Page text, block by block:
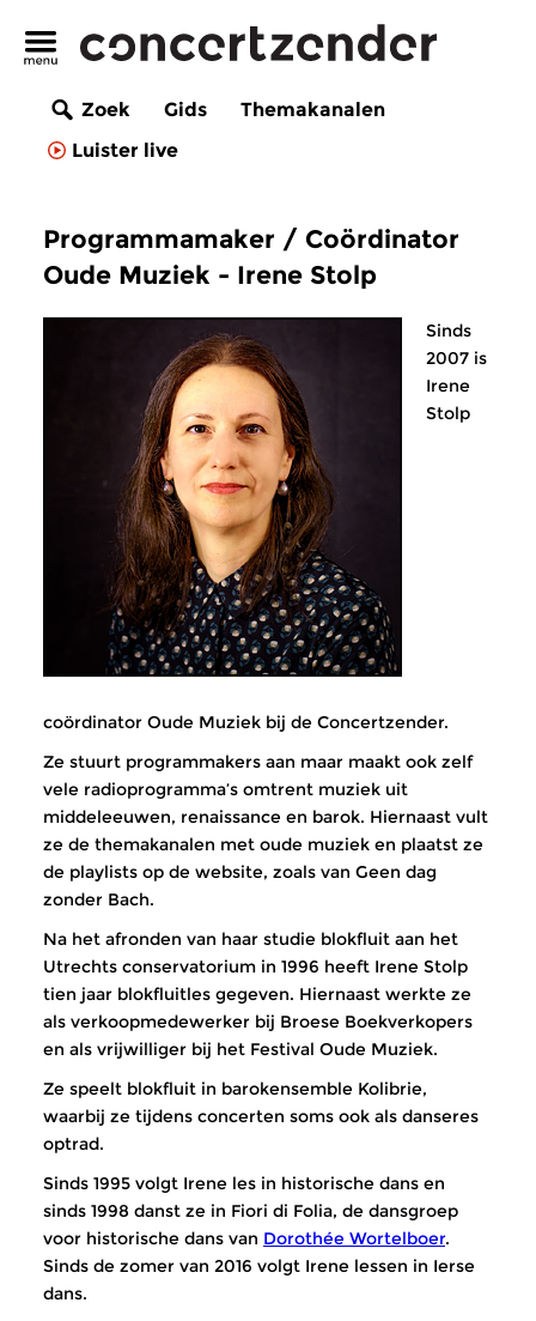
Zoek Gids
Themakanalen
Luister live
Programmamaker / Coördinator
Oude Muziek - Irene Stolp
Sinds
2007 is
Irene
Stolp
coördinator Oude Muziek bij de Concertzender.
Ze stuurt programmakers aan maar maakt ook zelf
vele radioprogramma’s omtrent muziek uit
middeleeuwen, renaissance en barok. Hiernaast vult
ze de themakanalen met oude muziek en plaatst ze
de playlists op de website, zoals van Geen dag
zonder Bach.
Na het afronden van haar studie blokfluit aan het
Utrechts conservatorium in 1996 heeft Irene Stolp
tien jaar blokfluitles gegeven. Hiernaast werkte ze
als verkoopmedewerker bij Broese Boekverkopers
en als vrijwilliger bij het Festival Oude Muziek.
Ze speelt blokfluit in barokensemble Kolibrie,
waarbij ze tijdens concerten soms ook als danseres
optrad.
Sinds 1995 volgt Irene les in historische dans en
sinds 1998 danst ze in Fiori di Folia, de dansgroep
voor historische dans van Dorothée Wortelboer.
Sinds de zomer van 2016 volgt Irene lessen in Ierse
dans.